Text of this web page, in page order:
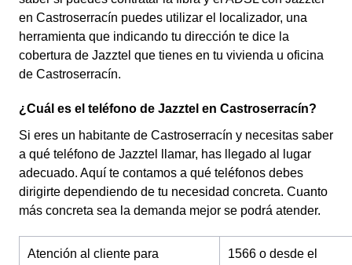
en Castroserracín puedes utilizar el localizador, una
herramienta que indicando tu dirección te dice la
cobertura de Jazztel que tienes en tu vivienda u oficina
de Castroserracín.
¿Cuál es el teléfono de Jazztel en Castroserracín?
Si eres un habitante de Castroserracín y necesitas saber
a qué teléfono de Jazztel llamar, has llegado al lugar
adecuado. Aquí te contamos a qué teléfonos debes
dirigirte dependiendo de tu necesidad concreta. Cuanto
más concreta sea la demanda mejor se podrá atender.
Atención al cliente para
1566 o desde el